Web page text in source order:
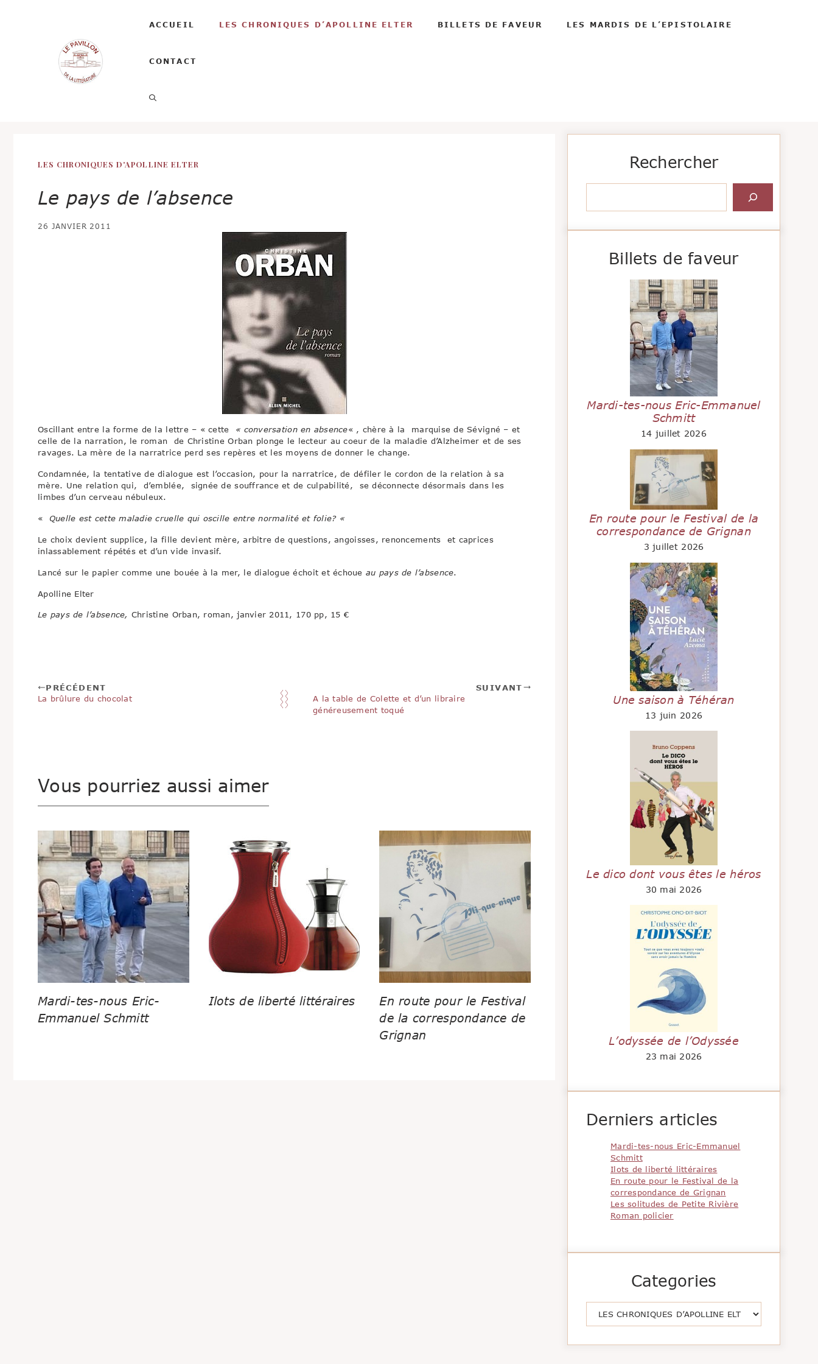
ACCUEIL LES CHRONIQUES D’APOLLINE ELTER BILLETS DE FAVEUR LES MARDIS DE L’EPISTOLAIRE
CONTACT
LES CHRONIQUES D'APOLLINE ELTER
Le pays de l’absence
26 JANVIER 2011
Oscillant entre la forme de la lettre – « cette « conversation en absence« , chère à la marquise de Sévigné – et
celle de la narration, le roman de Christine Orban plonge le lecteur au coeur de la maladie d’Alzheimer et de ses
ravages. La mère de la narratrice perd ses repères et les moyens de donner le change.
Condamnée, la tentative de dialogue est l’occasion, pour la narratrice, de défiler le cordon de la relation à sa
mère. Une relation qui, d’emblée, signée de souffrance et de culpabilité, se déconnecte désormais dans les
limbes d’un cerveau nébuleux.
« Quelle est cette maladie cruelle qui oscille entre normalité et folie? «
Le choix devient supplice, la fille devient mère, arbitre de questions, angoisses, renoncements et caprices
inlassablement répétés et d’un vide invasif.
Lancé sur le papier comme une bouée à la mer, le dialogue échoit et échoue au pays de l’absence.
Apolline Elter
Le pays de l’absence, Christine Orban, roman, janvier 2011, 170 pp, 15 €
PRÉCÉDENT
La brûlure du chocolat
SUIVANT
A la table de Colette et d’un libraire
généreusement toqué
Vous pourriez aussi aimer
Mardi-tes-nous Eric-
Emmanuel Schmitt
Ilots de liberté littéraires
En route pour le Festival
de la correspondance de
Grignan
Rechercher
Billets de faveur
Mardi-tes-nous Eric-Emmanuel
Schmitt
14 juillet 2026
En route pour le Festival de la
correspondance de Grignan
3 juillet 2026
Une saison à Téhéran
13 juin 2026
Le dico dont vous êtes le héros
30 mai 2026
L’odyssée de l’Odyssée
23 mai 2026
Derniers articles
Mardi-tes-nous Eric-Emmanuel
Schmitt
Ilots de liberté littéraires
En route pour le Festival de la
correspondance de Grignan
Les solitudes de Petite Rivière
Roman policier
Categories